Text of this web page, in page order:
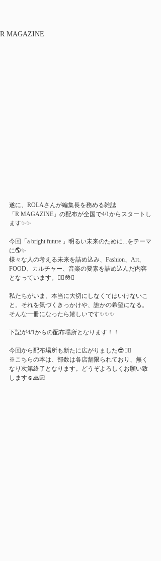
R MAGAZINE
遂に、ROLAさんが編集長を務める雑誌
「R MAGAZINE」の配布が全国で4/1からスタートし
ます✨✨
今回「a bright future 」明るい未来のために...をテーマ
に🌎✨
様々な人の考える未来を詰め込み、Fashion、Art、
FOOD、カルチャー、音楽の要素を詰め込んだ内容
となっています。☝🏻😳✨
私たちがいま、本当に大切にしなくてはいけないこ
と。それを気づくきっかけや、誰かの希望になる。
そんな一冊になったら嬉しいです✨✨✨
下記が4/1からの配布場所となります！！
今回から配布場所も新たに広がりました😎👍🏻
※こちらの本は、部数は各店舗限られており、無く
なり次第終了となります。どうぞよろしくお願い致
します☺️🙏🏻